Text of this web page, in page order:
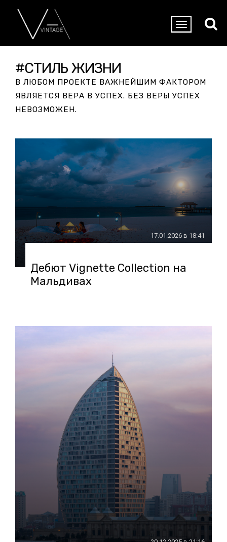
#СТИЛЬ ЖИЗНИ
В ЛЮБОМ ПРОЕКТЕ ВАЖНЕЙШИМ ФАКТОРОМ
ЯВЛЯЕТСЯ ВЕРА В УСПЕХ. БЕЗ ВЕРЫ УСПЕХ
НЕВОЗМОЖЕН.
17.01.2026 в 18:41
Дебют Vignette Collection на
Мальдивах